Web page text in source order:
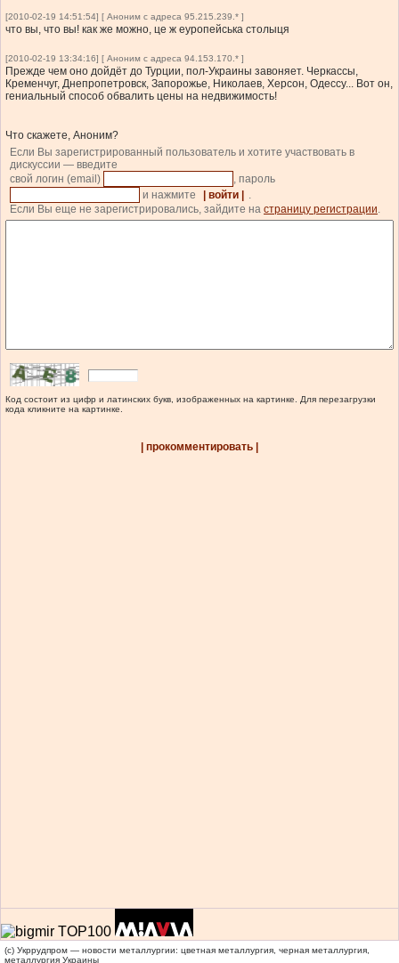
[2010-02-19 14:51:54] [ Аноним с адреса 95.215.239.* ]
что вы, что вы! как же можно, це ж еуропейська столыця
[2010-02-19 13:34:16] [ Аноним с адреса 94.153.170.* ]
Прежде чем оно дойдёт до Турции, пол-Украины завоняет. Черкассы,
Кременчуг, Днепропетровск, Запорожье, Николаев, Херсон, Одессу... Вот он,
гениальный способ обвалить цены на недвижимость!
Что скажете, Аноним?
Если Вы зарегистрированный пользователь и хотите участвовать в
дискуссии — введите
свой логин (email)
, пароль
и нажмите
| войти |
.
Если Вы еще не зарегистрировались, зайдите на страницу регистрации.
Код состоит из цифр и латинских букв, изображенных на картинке. Для перезагрузки
кода кликните на картинке.
| прокомментировать |
(c) Укррудпром — новости металлургии: цветная металлургия, черная металлургия,
металлургия Украины